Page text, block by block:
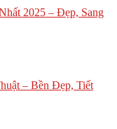
2025 – Đẹp, Sang
– Bền Đẹp, Tiết